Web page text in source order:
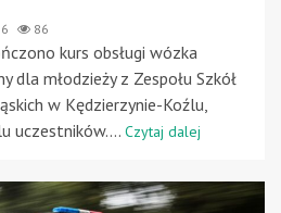
86
kurs obsługi wózka
dla młodzieży z Zespołu Szkół
w Kędzierzynie-Koźlu,
uczestników.... Czytaj dalej